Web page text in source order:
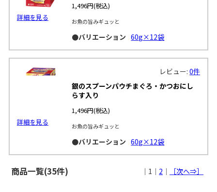
詳細を見る
1,496円(税込)
お魚の旨みギュッと
●バリエーション 60g×12袋
詳細を見る
レビュー:0件
銀のスプーンパウチまぐろ・かつおにし
らす入り
1,496円(税込)
お魚の旨みギュッと
●バリエーション 60g×12袋
商品一覧(35件) ｜1｜ 2 ｜ ［次へ⇒］